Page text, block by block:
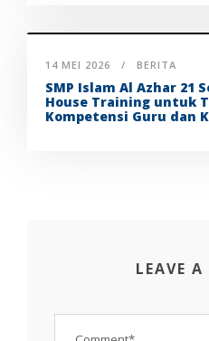
14 MEI 2026 BERITA
SMP Islam Al Azhar 21
House Training untuk
Kompetensi Guru dan
LEAVE A